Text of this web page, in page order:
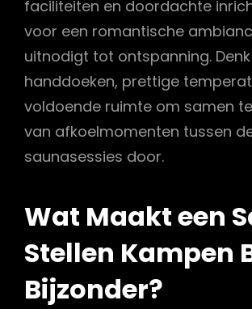
faciliteiten en doordachte
voor een romantische
uitnodigt tot ontspanning.
handdoeken, prettige
voldoende ruimte om samen
van afkoelmomenten tussen
saunasessies door.
Wat Maakt een
Stellen Kampen
Bijzonder?